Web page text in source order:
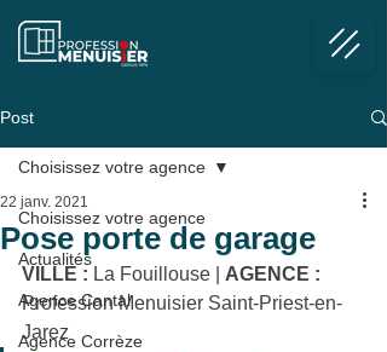
Post
Choisissez votre agence
Actualités
Agence Cantal
Agence Corrèze
Choisissez votre agence
Pose porte de garage
22 janv. 2021
VILLE : La Fouillouse
AGENCE :
Profession Menuisier Saint-Priest-en-
Jarez